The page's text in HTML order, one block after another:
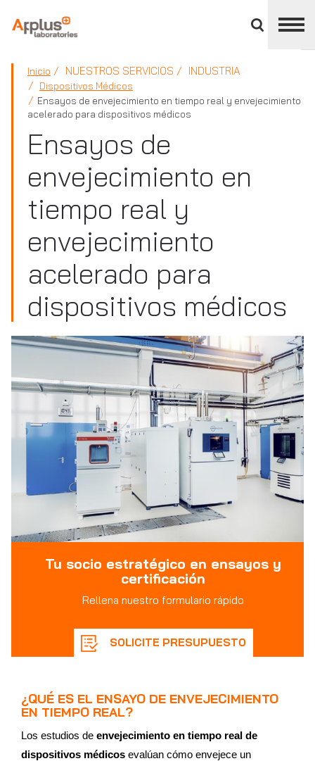
panel
APPLUS+
Inicio NUESTROS SERVICIOS INDUSTRIA
Dispositivos Médicos
Ensayos de envejecimiento en tiempo real y envejecimiento
acelerado para dispositivos médicos
Ensayos de
envejecimiento en
tiempo real y
envejecimiento
acelerado para
dispositivos médicos
Tu socio estratégico en ensayos y
certificación
Rellena nuestro formulario rápido
SOLICITE PRESUPUESTO
¿QUÉ ES EL ENSAYO DE ENVEJECIMIENTO
EN TIEMPO REAL?
Los estudios de envejecimiento en tiempo real de
dispositivos médicos evalúan cómo envejece un